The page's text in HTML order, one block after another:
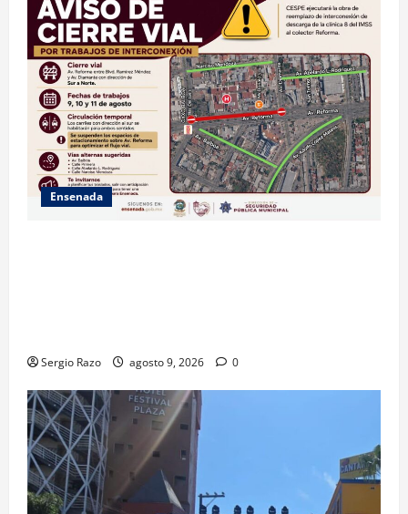
Ensenada
Sergio Razo agosto 9, 2026 0